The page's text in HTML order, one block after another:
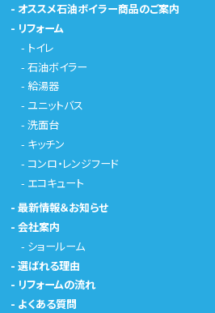
- オススメ石油ボイラー商品のご案内
- リフォーム
- トイレ
-石油ボイラー
- 給湯器
- ユニットバス
-洗面台
- キッチン
- コンロ・レンジフード
- エコキュート
-最新情報＆お知らせ
-会社案内
- ショールーム
-選ばれる理由
- リフォームの流れ
- よくある質問